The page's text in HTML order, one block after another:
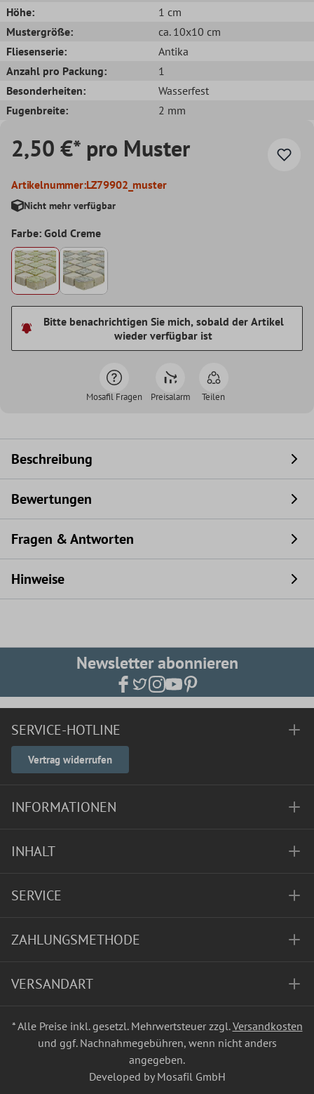
Höhe:
1 cm
Mustergröße:
ca. 10x10 cm
Fliesenserie:
Antika
Anzahl pro Packung:
1
Besonderheiten:
Wasserfest
Fugenbreite:
2 mm
2,50 €* pro Muster
Artikelnummer:LZ79902_muster
Nicht mehr verfügbar
Farbe: Gold Creme
Bitte benachrichtigen Sie mich, sobald der Artikel
wieder verfügbar ist
Mosafil Fragen Preisalarm Teilen
Beschreibung
Bewertungen
Fragen & Antworten
Hinweise
Newsletter abonnieren
SERVICE-HOTLINE
Vertrag widerrufen
INFORMATIONEN
INHALT
SERVICE
ZAHLUNGSMETHODE
VERSANDART
* Alle Preise inkl. gesetzl. Mehrwertsteuer zzgl.Versandkosten
und ggf. Nachnahmegebühren, wenn nicht anders
angegeben.
Developed by Mosafil GmbH